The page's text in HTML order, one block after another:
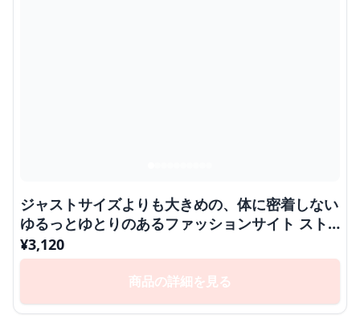
ジャストサイズよりも大きめの、体に密着しない
ゆるっとゆとりのあるファッションサイト スト
ライプ柄リラックスフィットシャツ
¥3,120
商品の詳細を見る